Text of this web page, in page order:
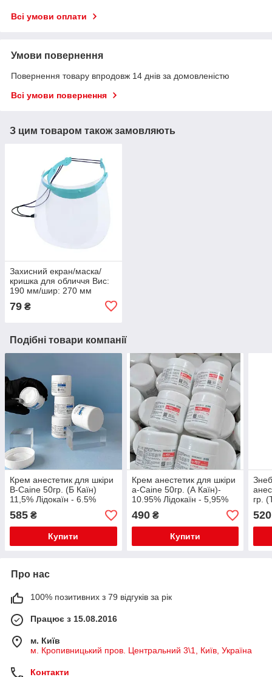
Всі умови оплати
Умови повернення
Повернення товару впродовж 14 днів за домовленістю
Всі умови повернення
З цим товаром також замовляють
Захисний екран/маска/
кришка для обличчя Вис:
190 мм/шир: 270 мм
MMS1 TYPE S1 Захист від
вірусів.
79 ₴
Подібні товари компанії
Крем анестетик для шкіри
B-Caine 50гр. (Б Каїн)
11,5% Лідокаїн - 6.5%
Прилокаїн - 5% оптом
(Відео)
585 ₴
Купити
Крем анестетик для шкіри
a-Caine 50гр. (А Каїн)-
10.95% Лідокаїн - 5,95%
Прилокаїн - 5% оптом
(Відео)
490₴
Купити
гр.
520
Про нас
100% позитивних з 79 відгуків за рік
Працює з 15.08.2016
м. Київ
м. Кропивницький пров. Центральний 3\1, Київ, Україна
Контакти